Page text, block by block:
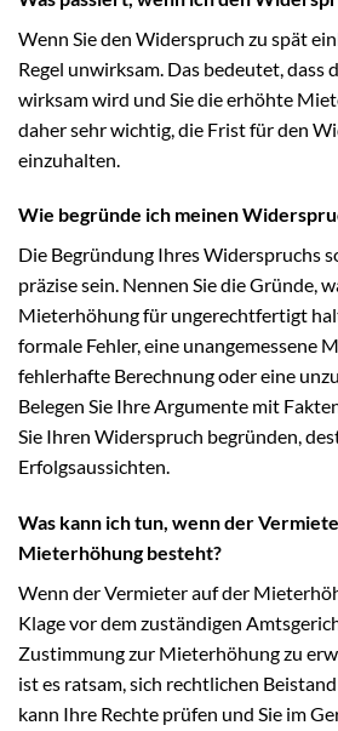
Wenn Sie den Widerspruch zu spät
Regel unwirksam. Das bedeutet, dass
wirksam wird und Sie die erhöhte
daher sehr wichtig, die Frist für den
einzuhalten.
Wie begründe ich meinen
Die Begründung Ihres Widerspruchs
präzise sein. Nennen Sie die Gründe,
Mieterhöhung für ungerechtfertigt
formale Fehler, eine unangemessene
fehlerhafte Berechnung oder eine
Belegen Sie Ihre Argumente mit
Sie Ihren Widerspruch begründen,
Erfolgsaussichten.
Was kann ich tun, wenn der
Mieterhöhung besteht?
Wenn der Vermieter auf der
Klage vor dem zuständigen
Zustimmung zur Mieterhöhung zu
ist es ratsam, sich rechtlichen
kann Ihre Rechte prüfen und Sie im